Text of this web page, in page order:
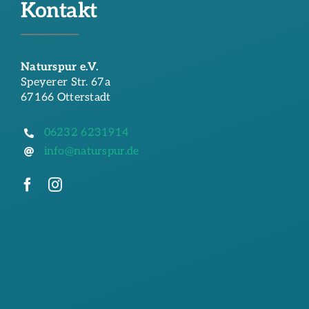
Kontakt
Naturspur e.V.
Speyerer Str. 67a
67166 Otterstadt
06232 6231914
info@naturspur.de